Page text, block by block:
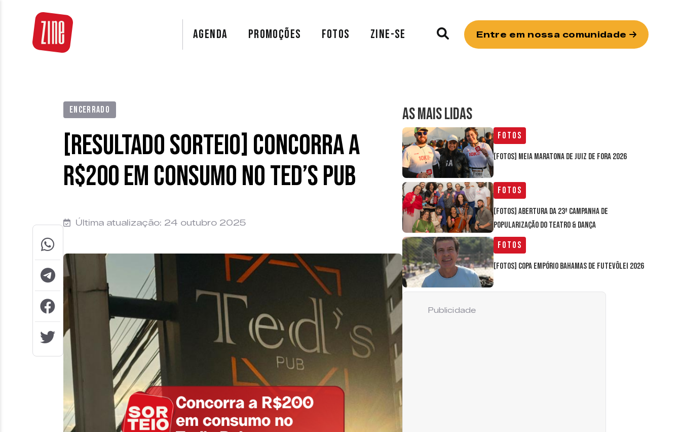
AGENDA PROMOÇÕES FOTOS ZINE-SE Entre em nossa comunidade
ENCERRADO
[RESULTADO SORTEIO] Concorra a
R$200 em consumo no Ted’s Pub
Última atualização: 24 outubro 2025
AS MAIS LIDAS
Fotos
[FOTOS] Meia Maratona de Juiz de Fora 2026
Fotos
[FOTOS] Abertura da 23ª Campanha de
Popularização do Teatro & Dança
Fotos
[FOTOS] Copa Empório Bahamas de Futevôlei 2026
Publicidade